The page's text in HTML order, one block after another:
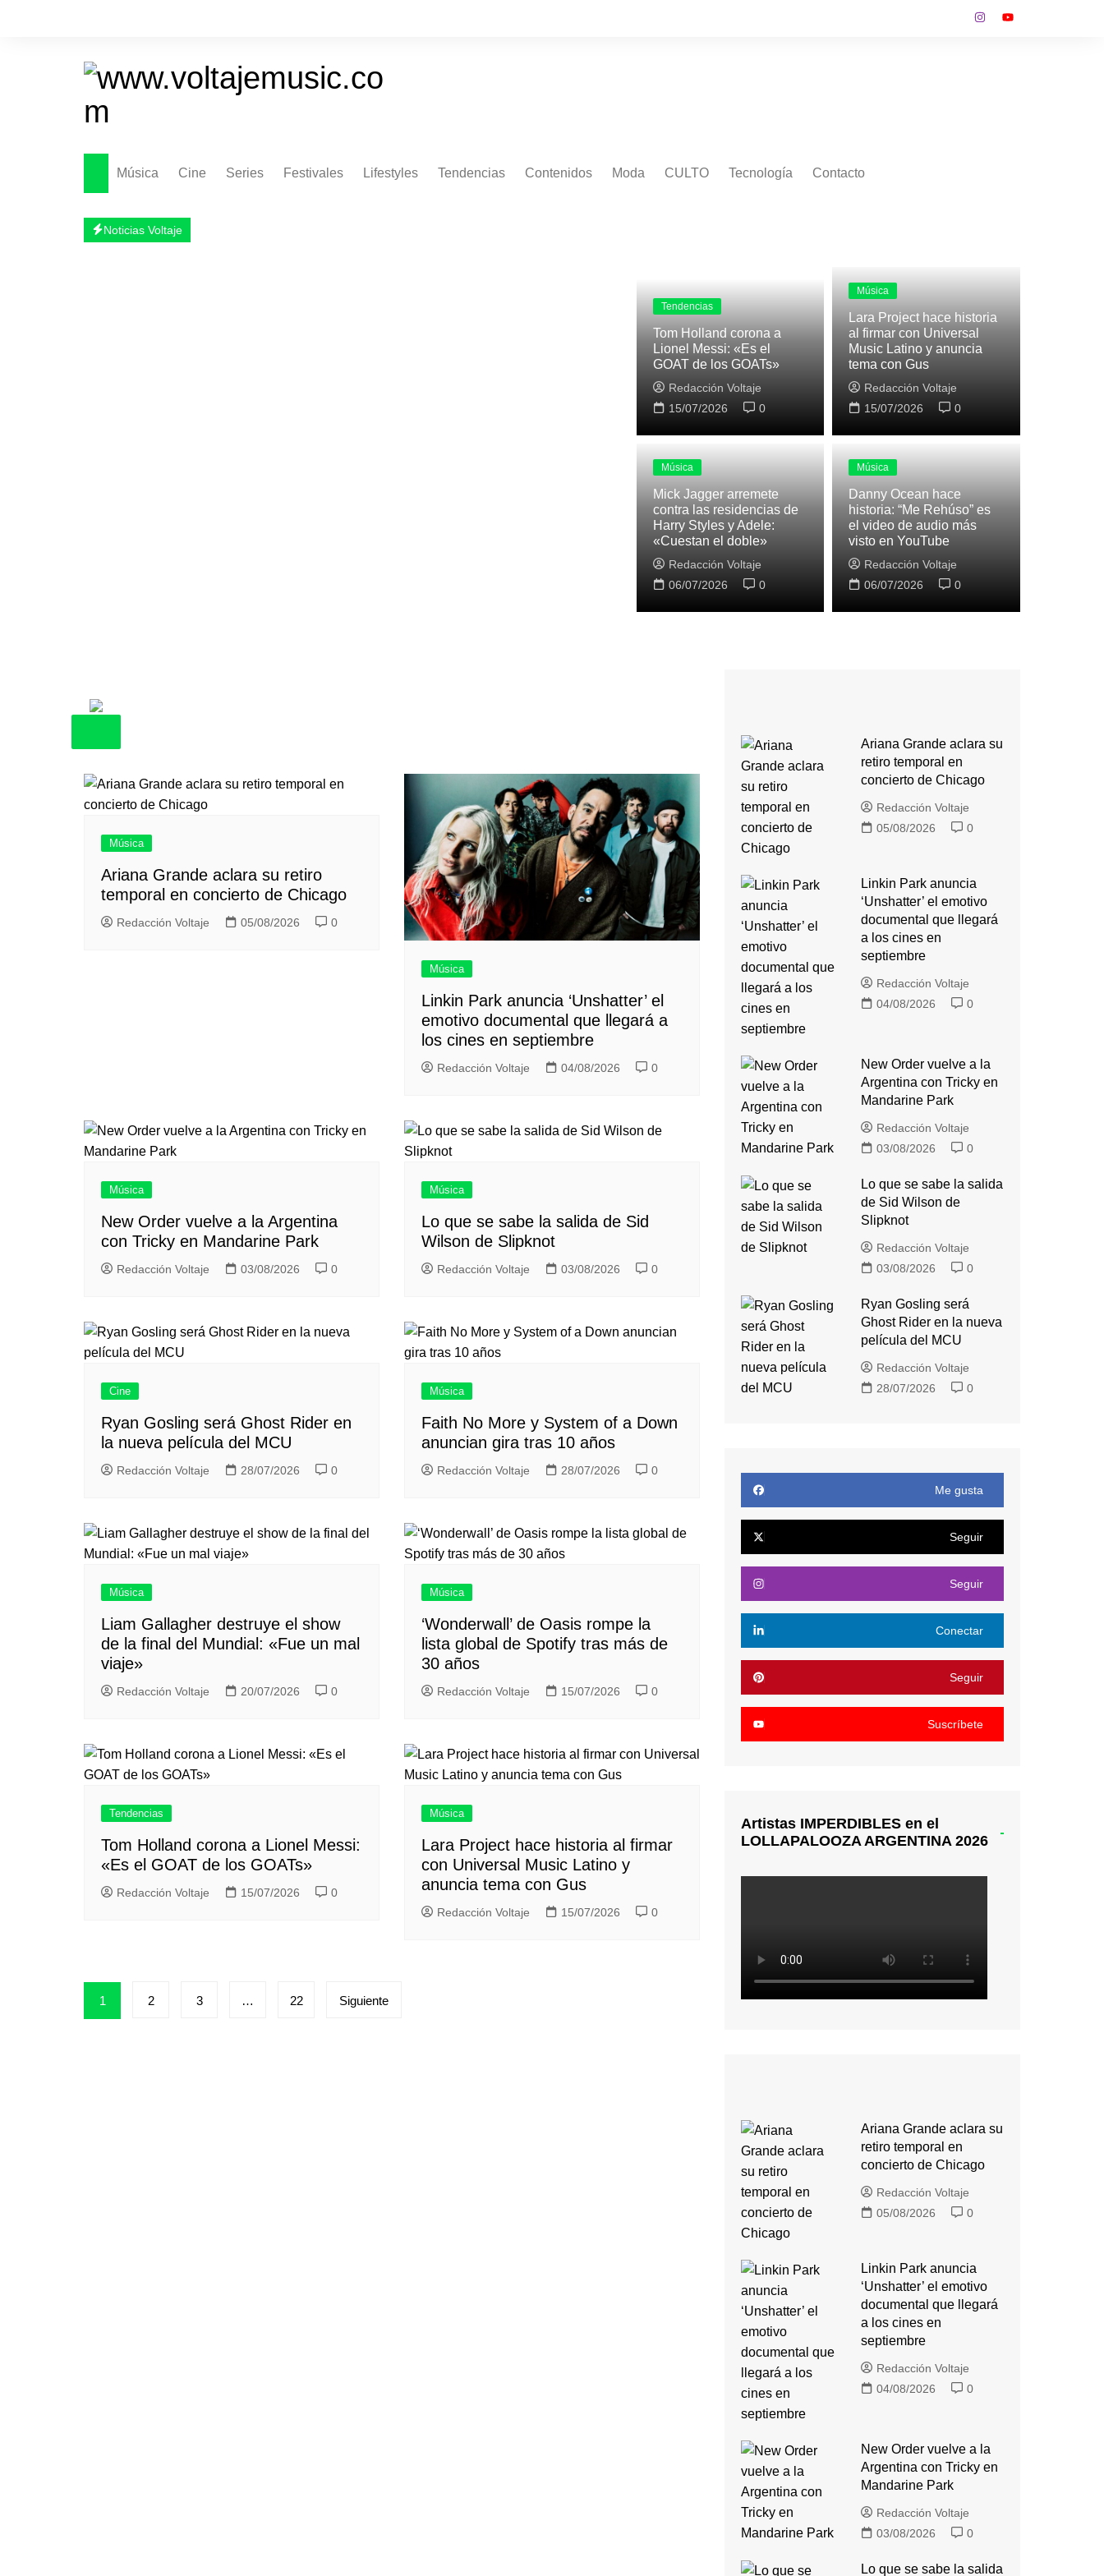
Música Cine Series Festivales Lifestyles Tendencias Contenidos Moda CULTO Tecnología Contacto
Noticias Voltaje
Tendencias
Tom Holland corona a
Lionel Messi: «Es el
GOAT de los GOATs»
Redacción Voltaje
15/07/2026
0
Música
Lara Project hace historia
al firmar con Universal
Music Latino y anuncia
tema con Gus
Redacción Voltaje
15/07/2026
0
Música
Mick Jagger arremete
contra las residencias de
Harry Styles y Adele:
«Cuestan el doble»
Redacción Voltaje
06/07/2026
0
Música
Danny Ocean hace
historia: “Me Rehúso” es
el video de audio más
visto en YouTube
Redacción Voltaje
06/07/2026
0
Música
Ariana Grande aclara su retiro
temporal en concierto de Chicago
Redacción Voltaje 05/08/2026 0
Música
Linkin Park anuncia ‘Unshatter’ el
emotivo documental que llegará a
los cines en septiembre
Redacción Voltaje 04/08/2026 0
Música
New Order vuelve a la Argentina
con Tricky en Mandarine Park
Redacción Voltaje 03/08/2026 0
Música
Lo que se sabe la salida de Sid
Wilson de Slipknot
Redacción Voltaje 03/08/2026 0
Cine
Ryan Gosling será Ghost Rider en
la nueva película del MCU
Redacción Voltaje 28/07/2026 0
Música
Faith No More y System of a Down
anuncian gira tras 10 años
Redacción Voltaje 28/07/2026 0
Música
Liam Gallagher destruye el show
de la final del Mundial: «Fue un mal
viaje»
Redacción Voltaje 20/07/2026 0
Música
‘Wonderwall’ de Oasis rompe la
lista global de Spotify tras más de
30 años
Redacción Voltaje 15/07/2026 0
Tendencias
Tom Holland corona a Lionel Messi:
«Es el GOAT de los GOATs»
Redacción Voltaje 15/07/2026 0
Música
Lara Project hace historia al firmar
con Universal Music Latino y
anuncia tema con Gus
Redacción Voltaje 15/07/2026 0
Posts
pagination
1 2 3 … 22 Siguiente
Ariana Grande aclara su
retiro temporal en
concierto de Chicago
Redacción Voltaje
05/08/2026
0
Linkin Park anuncia
‘Unshatter’ el emotivo
documental que llegará
a los cines en
septiembre
Redacción Voltaje
04/08/2026
0
New Order vuelve a la
Argentina con Tricky en
Mandarine Park
Redacción Voltaje
03/08/2026
0
Lo que se sabe la salida
de Sid Wilson de
Slipknot
Redacción Voltaje
03/08/2026
0
Ryan Gosling será
Ghost Rider en la nueva
película del MCU
Redacción Voltaje
28/07/2026
0
Me gusta
Seguir
Seguir
Conectar
Seguir
Suscríbete
Artistas IMPERDIBLES en el
LOLLAPALOOZA ARGENTINA 2026
Ariana Grande aclara su
retiro temporal en
concierto de Chicago
Redacción Voltaje
05/08/2026
0
Linkin Park anuncia
‘Unshatter’ el emotivo
documental que llegará
a los cines en
septiembre
Redacción Voltaje
04/08/2026
0
New Order vuelve a la
Argentina con Tricky en
Mandarine Park
Redacción Voltaje
03/08/2026
0
Lo que se sabe la salida